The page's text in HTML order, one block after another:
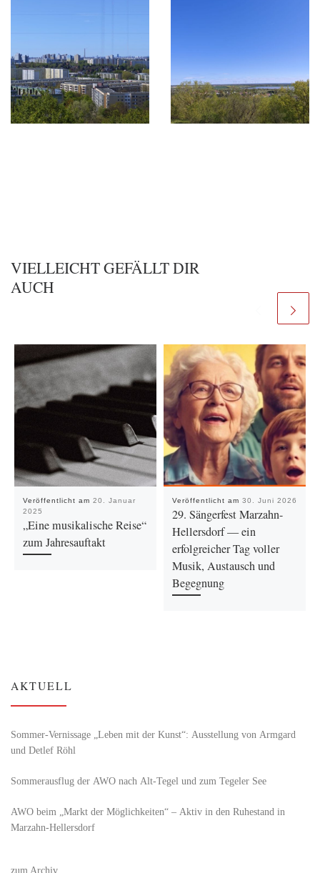
VIELLEICHT GEFÄLLT DIR
AUCH
Veröffentlicht am 20. Januar
2025
„Eine musikalische Reise“
zum Jahresauftakt
Veröffentlicht am 30. Juni 2026
29. Sängerfest Marzahn-
Hellersdorf — ein
erfolgreicher Tag voller
Musik, Austausch und
Begegnung
AKTUELL
Sommer-Vernissage „Leben mit der Kunst“: Ausstellung von Armgard
und Detlef Röhl
Sommerausflug der AWO nach Alt‑Tegel und zum Tegeler See
AWO beim „Markt der Möglichkeiten“ – Aktiv in den Ruhestand in
Marzahn-Hellersdorf
zum Archiv